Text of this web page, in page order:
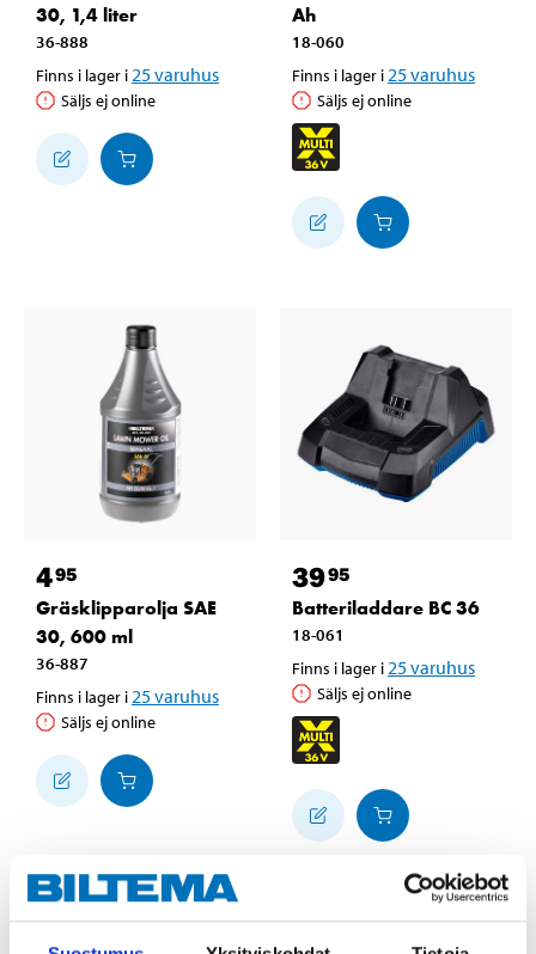
30, 1,4 liter
36-888
Finns i lager i 25varuhus
Säljs ej online
Ah
18-060
Finns i lager i 25varuhus
Säljs ej online
495
Gräsklipparolja SAE
30, 600 ml
36-887
Finns i lager i 25varuhus
Säljs ej online
3995
Batteriladdare BC 36
18-061
Finns i lager i 25varuhus
Säljs ej online